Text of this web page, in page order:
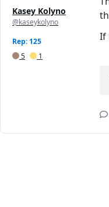
Kasey Kolyno
@kaseykolyno
Rep: 125
5
1
If